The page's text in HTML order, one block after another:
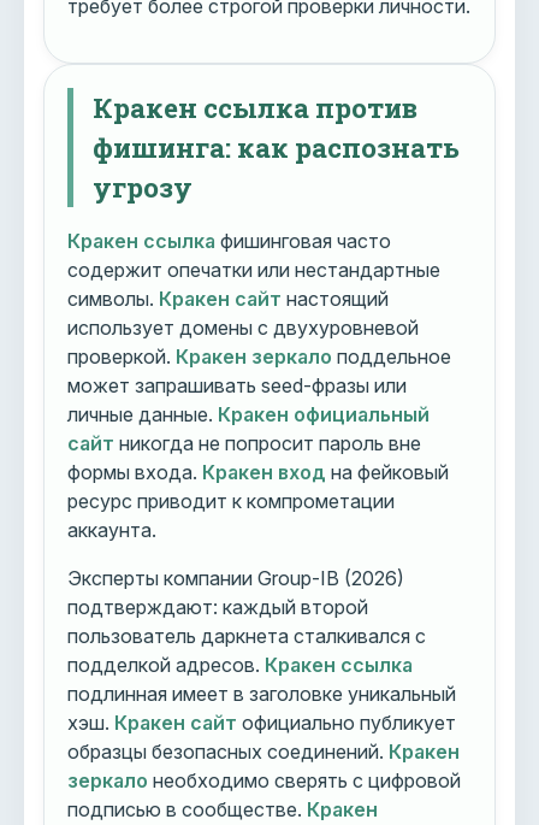
требует более строгой проверки личности.
Кракен ссылка против
фишинга: как распознать
угрозу
Кракен ссылка фишинговая часто
содержит опечатки или нестандартные
символы. Кракен сайт настоящий
использует домены с двухуровневой
проверкой. Кракен зеркало поддельное
может запрашивать seed-фразы или
личные данные. Кракен официальный
сайт никогда не попросит пароль вне
формы входа. Кракен вход на фейковый
ресурс приводит к компрометации
аккаунта.
Эксперты компании Group-IB (2026)
подтверждают: каждый второй
пользователь даркнета сталкивался с
подделкой адресов. Кракен ссылка
подлинная имеет в заголовке уникальный
хэш. Кракен сайт официально публикует
образцы безопасных соединений. Кракен
зеркало необходимо сверять с цифровой
подписью в сообществе. Кракен